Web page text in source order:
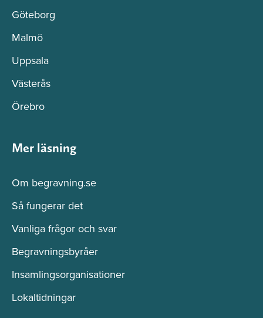
Göteborg
Malmö
Uppsala
Västerås
Örebro
Mer läsning
Om begravning.se
Så fungerar det
Vanliga frågor och svar
Begravningsbyråer
Insamlingsorganisationer
Lokaltidningar